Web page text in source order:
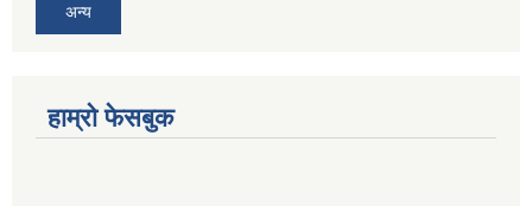
अन्य
हाम्रो फेसबुक